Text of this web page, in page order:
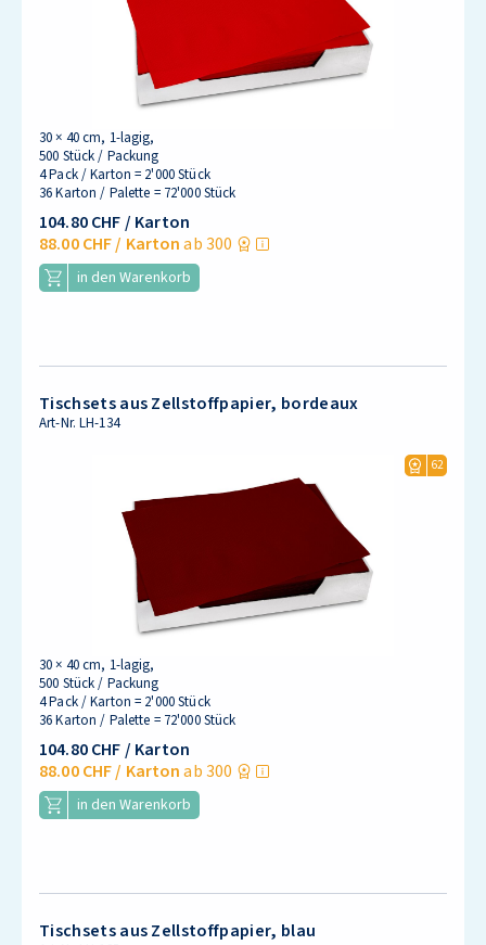
30 × 40 cm, 1-lagig,
500 Stück / Packung
4 Pack / Karton = 2'000 Stück
36 Karton / Palette = 72'000 Stück
104.80 CHF/ Karton
88.00 CHF/ Karton ab 300
in den Warenkorb
Tischsets aus Zellstoffpapier, bordeaux
Art-Nr.LH-134
62
30 × 40 cm, 1-lagig,
500 Stück / Packung
4 Pack / Karton = 2'000 Stück
36 Karton / Palette = 72'000 Stück
104.80 CHF/ Karton
88.00 CHF/ Karton ab 300
in den Warenkorb
Tischsets aus Zellstoffpapier, blau